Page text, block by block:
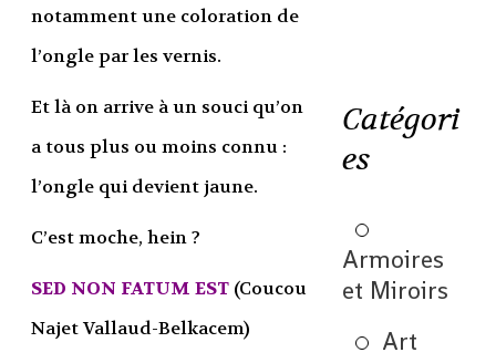
notamment une coloration de
l’ongle par les vernis.
Et là on arrive à un souci qu’on
a tous plus ou moins connu :
l’ongle qui devient jaune.
C’est moche, hein ?
SED NON FATUM EST(Coucou
Najet Vallaud-Belkacem)
Catégori
es
Armoires
et Miroirs
Art